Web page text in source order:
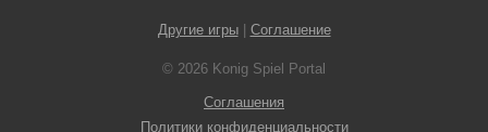
Другие игры| Соглашение
© 2026 Konig Spiel Portal
Соглашения
Политики конфиденциальности